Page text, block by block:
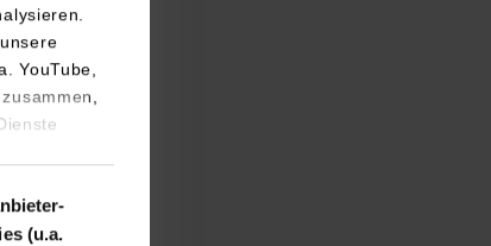
YouTube,
(u.a.